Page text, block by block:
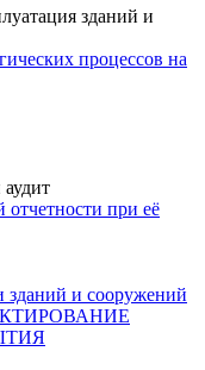
зданий и
процессов на
отчетности при её
зданий и сооружений